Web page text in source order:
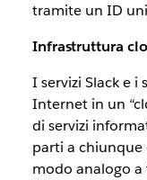
tramite un ID
Infrastruttura
I servizi Slack e i
Internet in un
di servizi
parti a chiunque
modo analogo a